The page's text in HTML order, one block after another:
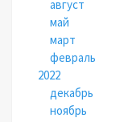
август
май
март
февраль
2022
декабрь
ноябрь